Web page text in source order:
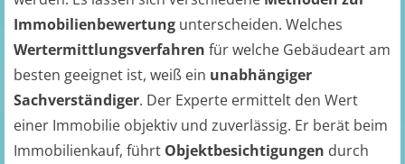
Immobilienbewertung unterscheiden. Welches
Wertermittlungsverfahren für welche Gebäudeart am
besten geeignet ist, weiß ein unabhängiger
Sachverständiger. Der Experte ermittelt den Wert
einer Immobilie objektiv und zuverlässig. Er berät beim
Immobilienkauf, führt Objektbesichtigungen durch